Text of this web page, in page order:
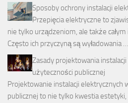
Sposoby ochrony instalacji
Przepięcia elektryczne to
nie tylko urządzeniom, ale także
Często ich przyczyną są wyładowania …
Zasady projektowania
użyteczności publicznej
Projektowanie instalacji elektrycznych
publicznej to nie tylko kwestia